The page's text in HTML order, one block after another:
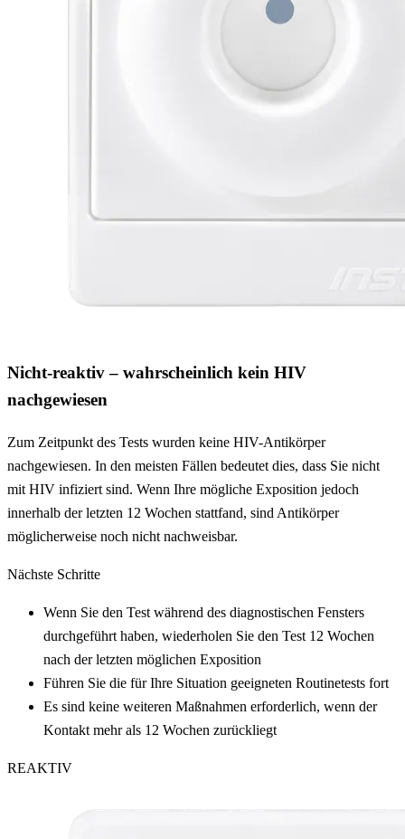
Nicht-reaktiv – wahrscheinlich kein HIV
nachgewiesen
Zum Zeitpunkt des Tests wurden keine HIV-Antikörper
nachgewiesen. In den meisten Fällen bedeutet dies, dass Sie nicht
mit HIV infiziert sind. Wenn Ihre mögliche Exposition jedoch
innerhalb der letzten 12 Wochen stattfand, sind Antikörper
möglicherweise noch nicht nachweisbar.
Nächste Schritte
Wenn Sie den Test während des diagnostischen Fensters
durchgeführt haben, wiederholen Sie den Test 12 Wochen
nach der letzten möglichen Exposition
Führen Sie die für Ihre Situation geeigneten Routinetests fort
Es sind keine weiteren Maßnahmen erforderlich, wenn der
Kontakt mehr als 12 Wochen zurückliegt
REAKTIV